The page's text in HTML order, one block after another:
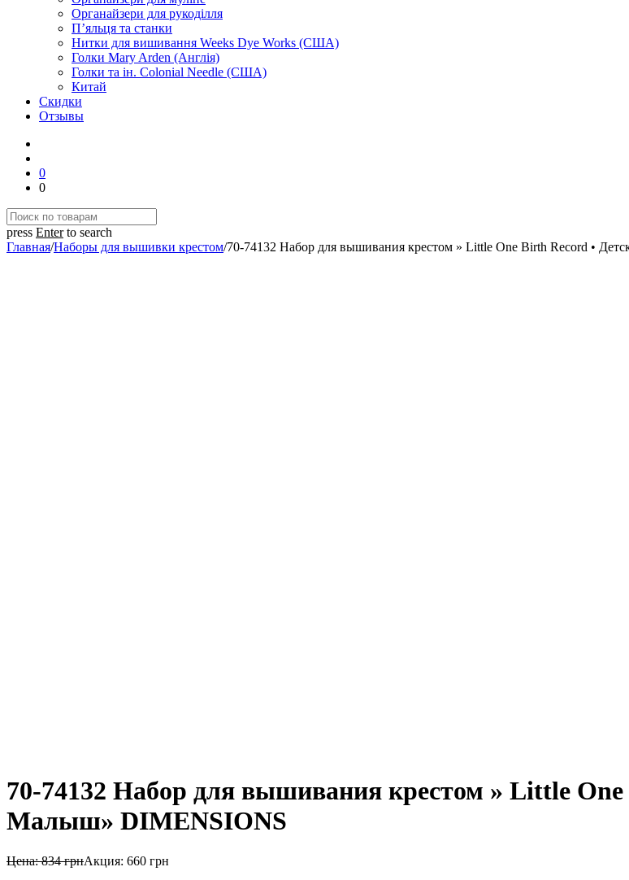
Органайзери для рукоділля
П’яльця та станки
Нитки для вишивання Weeks Dye Works (США)
Голки Mary Arden (Англія)
Голки та ін. Colonial Needle (США)
Китай
Скидки
Отзывы
0
0
press Enterto search
Главная/Наборы для вышивки крестом/70-74132 Набор для вышивания крестом » Little One Birth Record •
70-74132 Набор для вышивания крестом » Little
Малыш» DIMENSIONS
Цена:834грнАкция: 660 грн